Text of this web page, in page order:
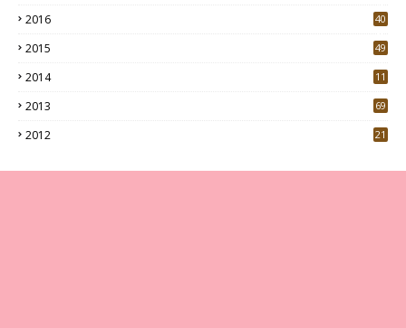
2016
40
2015
49
2014 11
2013 69
2012 21